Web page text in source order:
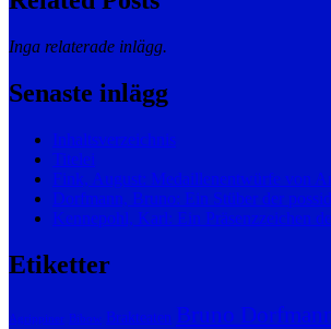
Inga relaterade inlägg.
Senaste inlägg
Inhaltsverzeichnis
Titelei
Fink, August: Medaillenentwürfe von
Dorfmann, Bruno: Ein Stüber der
Kennepohl, Karl: Ein Präsenzzeichen
Etiketter
Agrippiner Bibow Brakteaten Bruno